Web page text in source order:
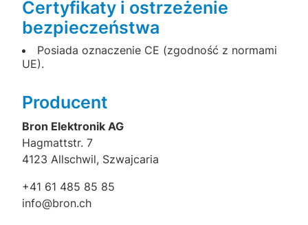
Certyfikaty i ostrzeżenie
bezpieczeństwa
Posiada oznaczenie CE (zgodność z normami
UE).
Producent
Bron Elektronik AG
Hagmattstr. 7
4123 Allschwil, Szwajcaria
+41 61 485 85 85
info@bron.ch